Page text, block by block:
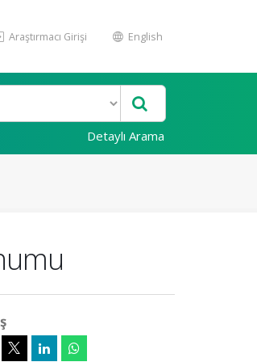
Araştırmacı Girişi English
Detaylı Arama